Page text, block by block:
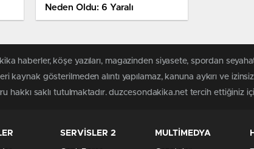
Neden Oldu: 6 Yaralı
haberler, köşe yazıları, magazinden siyasete, spordan
kaynak gösterilmeden alıntı yapılamaz, kanuna aykırı ve
hakkı saklı tutulmaktadır. duzcesondakika.net tercih ettiğiniz
SERVİSLER 2 MULTİMEDYA